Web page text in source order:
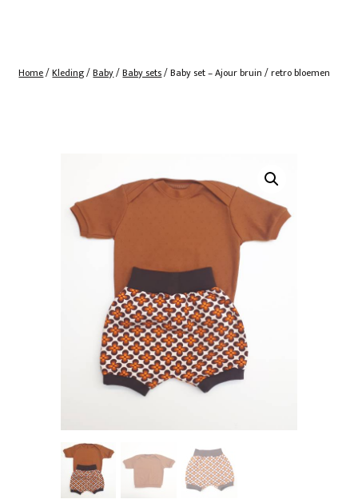
Home/Kleding/Baby/Baby sets/ Baby set – Ajour bruin / retro bloemen